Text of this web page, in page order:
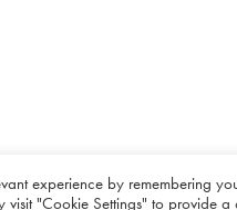
experience by remembering
visit "Cookie Settings" to provide a